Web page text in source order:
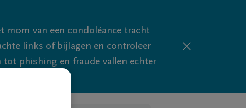
mom van een condoléance tracht
links of bijlagen en controleer
phishing en fraude vallen echter